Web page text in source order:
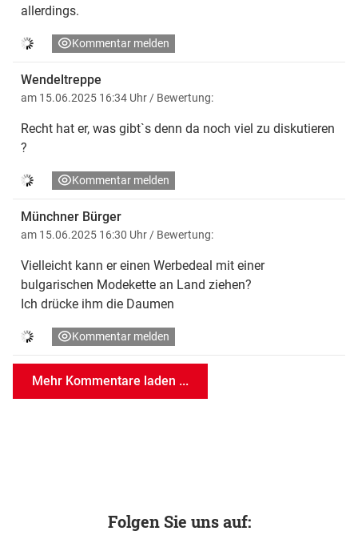
allerdings.
Kommentar melden
Wendeltreppe
am 15.06.2025 16:34 Uhr / Bewertung:
Recht hat er, was gibt`s denn da noch viel zu diskutieren
?
Kommentar melden
Münchner Bürger
am 15.06.2025 16:30 Uhr / Bewertung:
Vielleicht kann er einen Werbedeal mit einer
bulgarischen Modekette an Land ziehen?
Ich drücke ihm die Daumen
Kommentar melden
Mehr Kommentare laden ...
Folgen Sie uns auf: